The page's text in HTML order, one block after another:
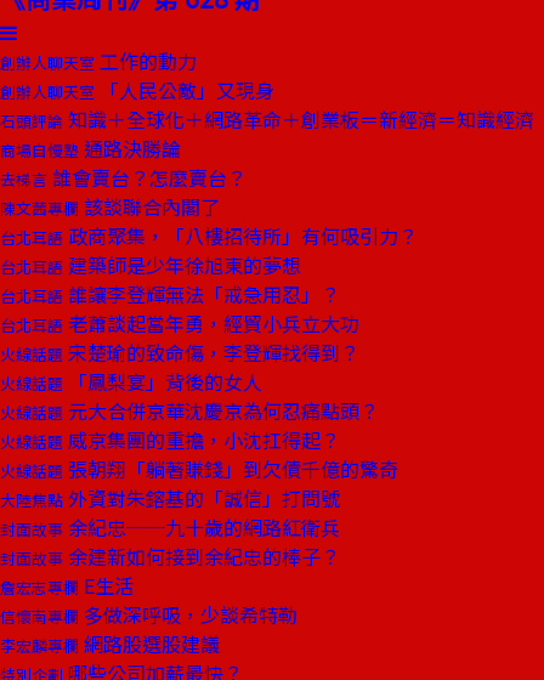
創辦人聊天室 工作的動力
創辦人聊天室 「人民公敵」又現身
石頭評論 知識＋全球化＋網路革命＋創業板＝新經濟＝知識經濟
商場自慢塾 通路決勝論
去梯言 誰會賣台？怎麼賣台？
陳文茜專欄 該談聯合內閣了
台北耳語 政商聚集，「八樓招待所」有何吸引力？
台北耳語 建築師是少年徐旭東的夢想
台北耳語 誰讓李登輝無法「戒急用忍」？
台北耳語 老蕭談起當年勇，經貿小兵立大功
火線話題 宋楚瑜的致命傷，李登輝找得到？
火線話題 「鳳梨宴」背後的女人
火線話題 元大合併京華沈慶京為何忍痛點頭？
火線話題 威京集團的重擔，小沈扛得起？
火線話題 張朝翔「躺著賺錢」到欠債千億的驚奇
大陸焦點 外資對朱鎔基的「誠信」打問號
封面故事 余紀忠──九十歲的網路紅衛兵
封面故事 余建新如何接到余紀忠的棒子？
詹宏志專欄 E生活
信懷南專欄 多做深呼吸，少談希特勒
李宏麟專欄 網路股選股建議
特別企劃 哪些公司加薪最快？